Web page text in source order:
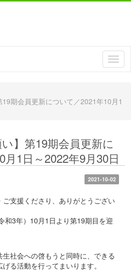
19期会員更新について／2021年10月1
】第19期会員更新に
1日～2022年9月30日
2021-10-02
支援くださり、ありがとうござい
和3年）10月1日より第19期目を迎
社会への啓もうと同時に、できる
る活動を行ってまいります。